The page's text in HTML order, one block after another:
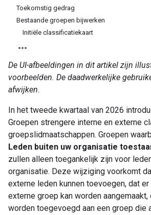
Toekomstig gedrag
Bestaande groepen bijwerken
Initiële classificatiekaart
De UI-afbeeldingen in dit artikel zijn
voorbeelden. De daadwerkelijke
afwijken.
In het tweede kwartaal van 2026
Groepen strengere interne en externe
groepslidmaatschappen. Groepen
Leden buiten uw organisatie
zullen alleen toegankelijk zijn voor
organisatie. Deze wijziging voorkomt
externe leden kunnen toevoegen, dat
externe groep kan worden
worden toegevoegd aan een groep die